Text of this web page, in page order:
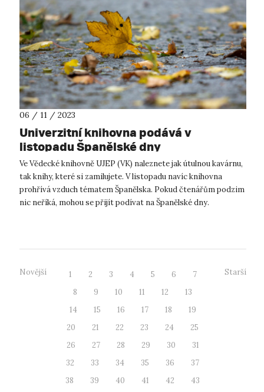
06 / 11 / 2023
Univerzitní knihovna podává v
listopadu Španělské dny
Ve Vědecké knihovně UJEP (VK) naleznete jak útulnou kavárnu,
tak knihy, které si zamilujete. V listopadu navíc knihovna
prohřívá vzduch tématem Španělska. Pokud čtenářům podzim
nic neříká, mohou se přijít podívat na Španělské dny.
Novější 1 2 3 4 5 6
7
8
9 10 11 12
13
14
15 16 17 18
19
20
21 22 23 24
25
26
27 28 29 30
31
32
33 34 35 36
37
38
39 40 41 42
43
Starší